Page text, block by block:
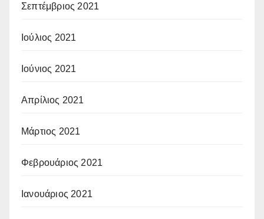
Σεπτέμβριος 2021
Ιούλιος 2021
Ιούνιος 2021
Απρίλιος 2021
Μάρτιος 2021
Φεβρουάριος 2021
Ιανουάριος 2021